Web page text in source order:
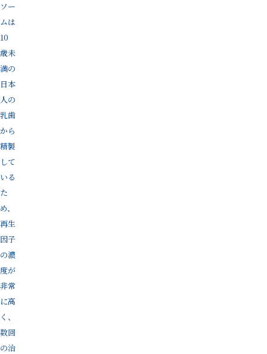
ソー
ムは
10
歳未
満の
日本
人の
乳歯
から
精製
して
いる
た
め、
再生
因子
の濃
度が
非常
に高
く、
数回
の治